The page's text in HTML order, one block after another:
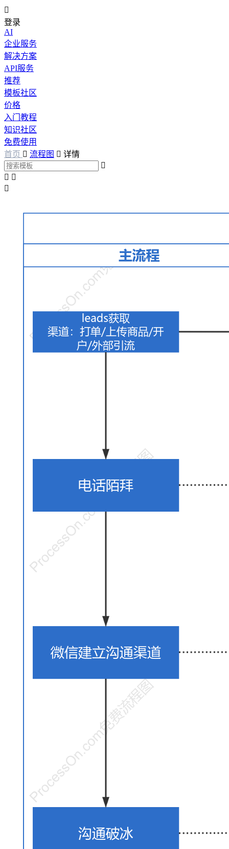

登录
AI
企业服务
解决方案
API服务
推荐
模板社区
价格
入门教程
知识社区
免费使用
首页  流程图  详情

 
